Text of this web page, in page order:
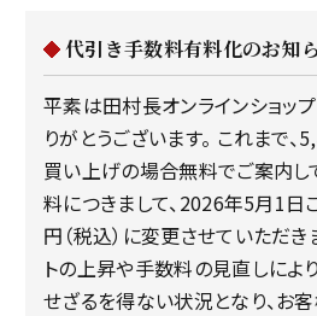
代引き手数料有料化のお知
平素は田村長オンラインショッ
りがとうございます。 これまで、
買い上げの場合無料でご案内し
料につきまして、2026年5月1
円（税込）に変更させていただ
トの上昇や手数料の見直しによ
せざるを得ない状況となり、お